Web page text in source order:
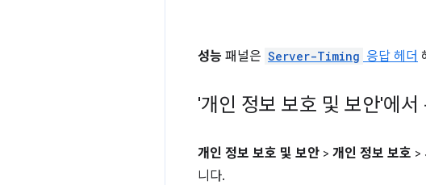
성능 패널은 Server-Timing 응답 헤더
'개인 정보 보호 및 보안'에서
개인 정보 보호 및 보안 > 개인 정보 보호 >
니다.